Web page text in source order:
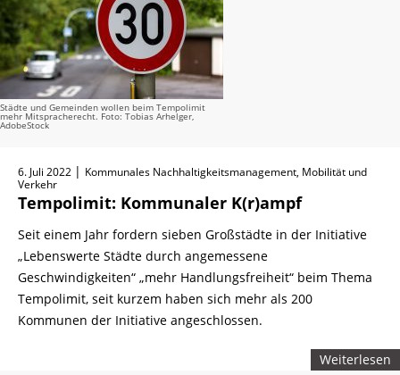
Städte und Gemeinden wollen beim Tempolimit
mehr Mitspracherecht. Foto: Tobias Arhelger,
AdobeStock
6. Juli 2022 | Kommunales Nachhaltigkeitsmanagement, Mobilität und
Verkehr
Tempolimit: Kommunaler K(r)ampf
Seit einem Jahr fordern sieben Großstädte in der Initiative
„Lebenswerte Städte durch angemessene
Geschwindigkeiten“ „mehr Handlungsfreiheit“ beim Thema
Tempolimit, seit kurzem haben sich mehr als 200
Kommunen der Initiative angeschlossen.
Weiterlesen